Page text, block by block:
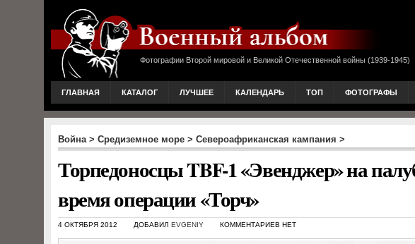
Фотографии Второй мировой и Великой Отечественной войны (1939-1945)
ГЛАВНАЯ КАТАЛОГ ЛУЧШЕЕ КАЛЕНДАРЬ ТОП ФОТОГРАФЫ
Война> Средиземное море > Североафриканская кампания >
Торпедоносцы TBF-1 «Эвенджер» на
время операции «Торч»
4 ОКТЯБРЯ 2012 ДОБАВИЛ EVGENIY КОММЕНТАРИЕВ НЕТ